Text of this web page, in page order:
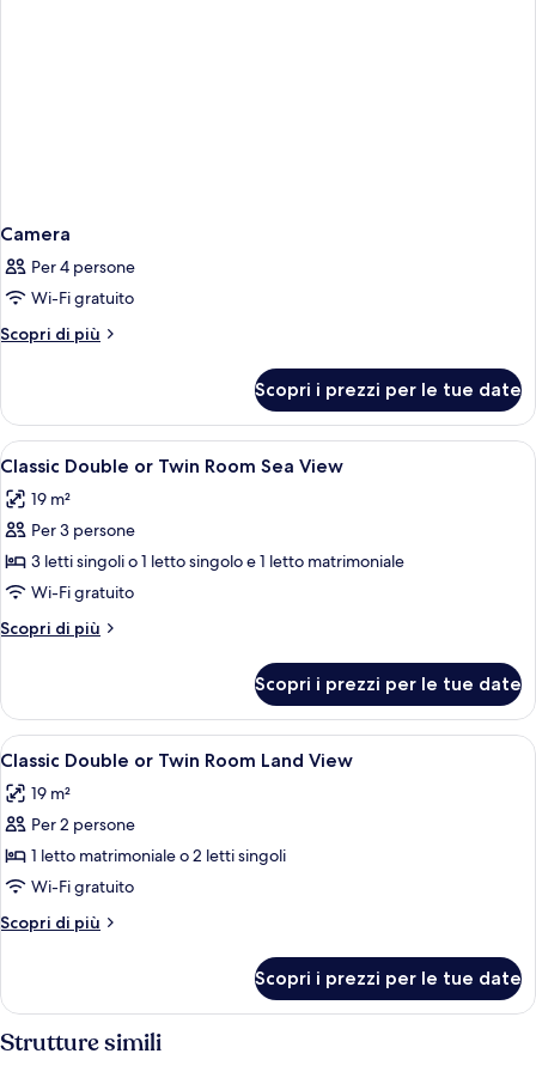
Camera
Per 4 persone
Wi-Fi gratuito
Scopri di più
Altri
Scopri i prezzi per le tue date
Apri
tutte
le
foto
per
Classic
Double
or
Room
Sea
View
Una cassaforte in camera, una
4
Classic Double or Twin Room Sea View
19 m²
Per 3 persone
3 letti singoli o 1 letto singolo e 1 letto matrimoniale
Wi-Fi gratuito
Scopri di più
Altri
Double
or
Twin
Sea
View
Scopri i prezzi per le tue date
Apri
tutte
le
foto
per
Classic
Double
or
Room
Land
View
Una cassaforte in camera, una
3
Classic Double or Twin Room Land View
19 m²
Per 2 persone
1 letto matrimoniale o 2 letti singoli
Wi-Fi gratuito
Scopri di più
Altri
Double
Twin
Scopri i prezzi per le tue date
Strutture simili